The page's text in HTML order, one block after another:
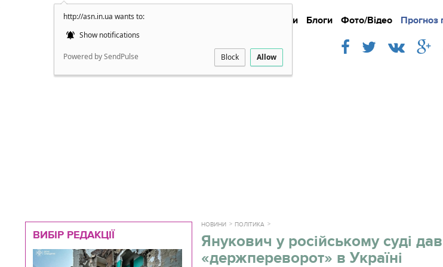
http://asn.in.ua wants to:
Show notifications
Powered by SendPulse Block Allow
Новини Блоги Фото/Відео Прогноз
ВИБІР РЕДАКЦІЇ
НОВИНИ ПОЛІТИКА
Янукович у російському суді
«держпереворот» в Україні